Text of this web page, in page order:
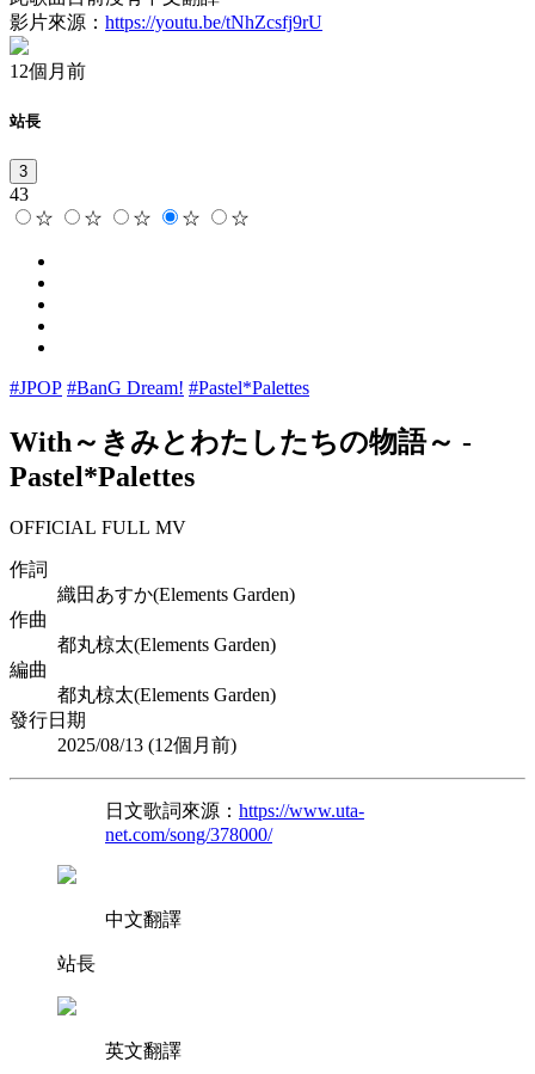
影片來源： https://youtu.be/tNhZcsfj9rU
12個月前
站長
3
43
☆
☆ ☆ ☆ ☆
#JPOP #BanG Dream! #Pastel*Palettes
With～きみとわたしたちの物語～ -
Pastel*Palettes
OFFICIAL FULL MV
作詞
織田あすか(Elements Garden)
作曲
都丸椋太(Elements Garden)
編曲
都丸椋太(Elements Garden)
發行日期
2025/08/13 (12個月前)
日文歌詞來源： https://www.uta-
net.com/song/378000/
中文翻譯
站長
英文翻譯